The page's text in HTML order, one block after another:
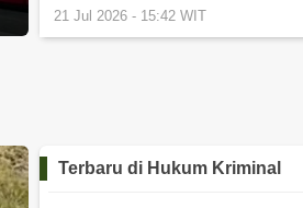
21 Jul 2026 - 15:42 WIT
Terbaru di Hukum Kriminal